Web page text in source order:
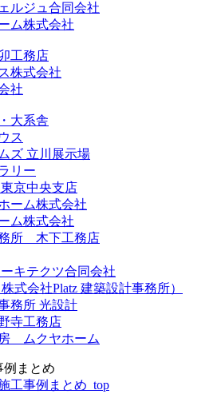
ルジュ合同会社
ム株式会社
工務店
株式会社
社
大系舎
ス
ズ 立川展示場
リー
京中央支店
ーム株式会社
ム株式会社
所 木下工務店
キテクツ合同会社
株式会社Platz 建築設計事務所）
務所 光設計
寺工務店
ムクヤホーム
例まとめ
工事例まとめ_top